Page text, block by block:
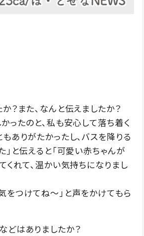
？また、なんと伝えましたか？
ったのと、私も安心して落ち着く
ありがたかったし、バスを降りる
」と伝えると「可愛い赤ちゃんが
くれて、温かい気持ちになりまし
をつけてね〜」と声をかけてもら
どはありましたか？